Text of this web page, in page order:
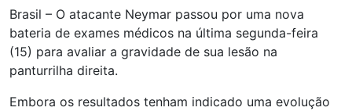
Brasil – O atacante Neymar passou por uma nova
bateria de exames médicos na última segunda-feira
(15) para avaliar a gravidade de sua lesão na
panturrilha direita.
Embora os resultados tenham indicado uma evolução